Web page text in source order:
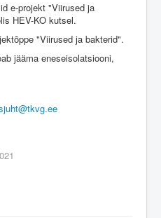
e-projekt "Viirused ja
HEV-KO kutsel.
"Viirused ja bakterid".
jääma eneseisolatsiooni,